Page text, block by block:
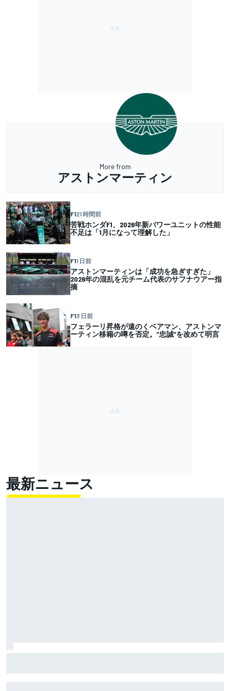
More from
アストンマーティン
F121 時間前
苦戦ホンダF1、2026年新パワーユニットの性能
不足は「1月になって理解した」
F11 日前
アストンマーティンは「成功を急ぎすぎた」
2026年の混乱を元チーム代表のサフナウアー指
摘
F13 日前
フェラーリ昇格が遠のくベアマン、アストンマ
ーティン移籍の噂を否定。”忠誠”を改めて明言
最新ニュース